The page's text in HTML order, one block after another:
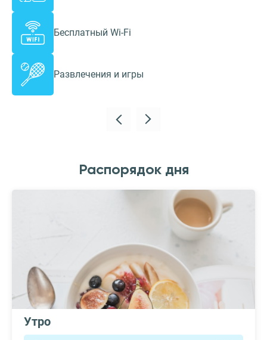
Бесплатный Wi-Fi
Развлечения и игры
Распорядок дня
Утро